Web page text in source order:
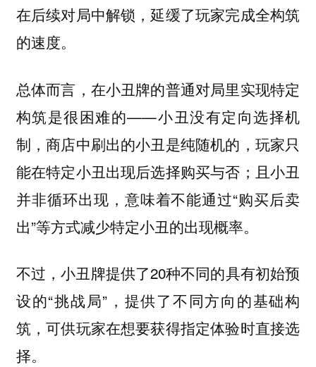
在后续对局中解锁，延缓了玩家完成全构筑
的速度。
总体而言，在小丑牌的普通对局里实现特定
构筑是很困难的——小丑没有定向选择机
制，商店中刷出的小丑是纯随机的，玩家只
能在特定小丑出现后选择购买与否；且小丑
并非循环出现，意味着不能通过“购买后卖
出”等方式减少特定小丑的出现概率。
不过，小丑牌提供了20种不同的具有初始预
设的“挑战局”，提供了不同方向的基础构
筑，可供玩家在想要获得指定体验时直接选
择。